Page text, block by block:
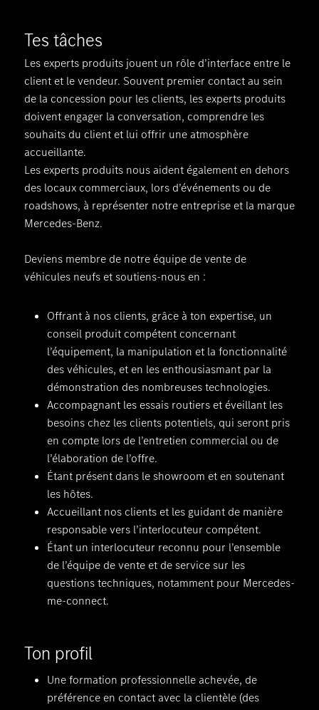
Tes tâches
Les experts produits jouent un rôle d’interface entre le
client et le vendeur. Souvent premier contact au sein
de la concession pour les clients, les experts produits
doivent engager la conversation, comprendre les
souhaits du client et lui offrir une atmosphère
accueillante.
Les experts produits nous aident également en dehors
des locaux commerciaux, lors d’événements ou de
roadshows, à représenter notre entreprise et la marque
Mercedes-Benz.
Deviens membre de notre équipe de vente de
véhicules neufs et soutiens-nous en :
Offrant à nos clients, grâce à ton expertise, un
conseil produit compétent concernant
l’équipement, la manipulation et la fonctionnalité
des véhicules, et en les enthousiasmant par la
démonstration des nombreuses technologies.
Accompagnant les essais routiers et éveillant les
besoins chez les clients potentiels, qui seront pris
en compte lors de l’entretien commercial ou de
l’élaboration de l’offre.
Étant présent dans le showroom et en soutenant
les hôtes.
Accueillant nos clients et les guidant de manière
responsable vers l’interlocuteur compétent.
Étant un interlocuteur reconnu pour l’ensemble
de l’équipe de vente et de service sur les
questions techniques, notamment pour Mercedes-
me-connect.
Ton profil
Une formation professionnelle achevée, de
préférence en contact avec la clientèle (des